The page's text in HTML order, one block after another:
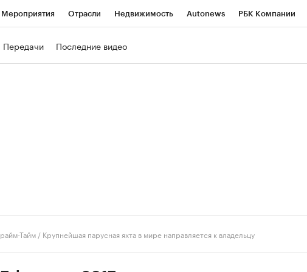
Мероприятия Отрасли Недвижимость Autonews РБК Компании
Передачи Последние видео
Тайм / Крупнейшая парусная яхта в мире направляется к владельцу